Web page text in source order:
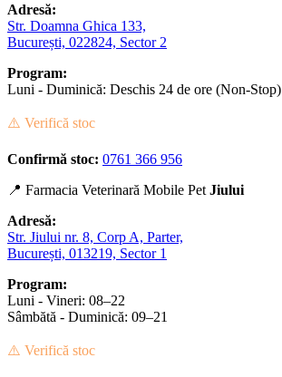
Adresă:
Str. Doamna Ghica 133,
București, 022824, Sector 2
Program:
Luni - Duminică: Deschis 24 de ore (Non-Stop)
⚠️ Verifică stoc
Confirmă stoc: 0761 366 956
📍 Farmacia Veterinară Mobile Pet Jiului
Adresă:
Str. Jiului nr. 8, Corp A, Parter,
București, 013219, Sector 1
Program:
Luni - Vineri: 08–22
Sâmbătă - Duminică: 09–21
⚠️ Verifică stoc